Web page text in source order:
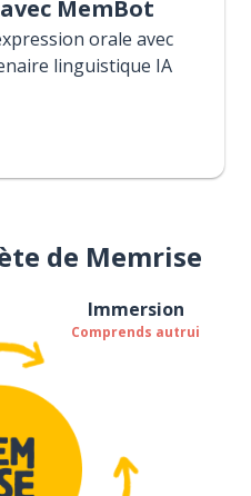
MemBot
orale avec
linguistique IA
de Memrise
Immersion
Comprends autrui